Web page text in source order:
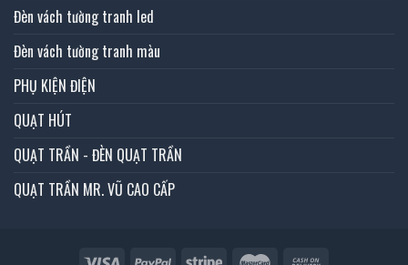
Đèn vách tường tranh led
Đèn vách tường tranh màu
PHỤ KIỆN ĐIỆN
QUẠT HÚT
QUẠT TRẦN - ĐÈN QUẠT TRẦN
QUẠT TRẦN MR. VŨ CAO CẤP